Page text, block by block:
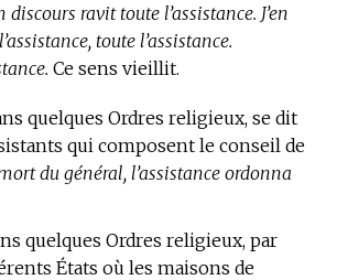
discours ravit toute l’assistance. J’en
toute l’assistance.
Ce sens vieillit.
quelques Ordres religieux, se dit
qui composent le conseil de
du général, l’assistance ordonna
quelques Ordres religieux, par
États où les maisons de